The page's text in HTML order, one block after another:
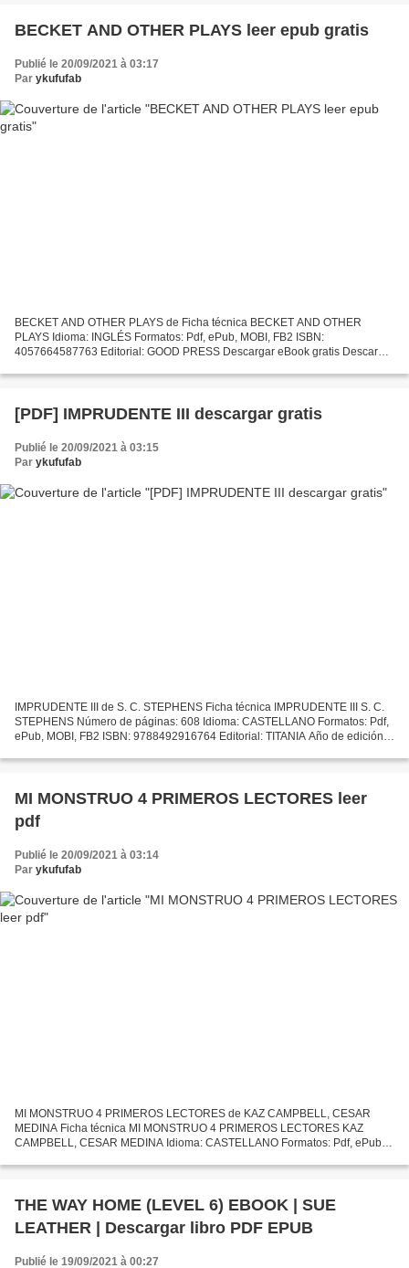
BECKET AND OTHER PLAYS leer epub gratis
Publié le 20/09/2021 à 03:17
Par ykufufab
BECKET AND OTHER PLAYS de Ficha técnica BECKET AND OTHER
PLAYS Idioma: INGLÉS Formatos: Pdf, ePub, MOBI, FB2 ISBN:
4057664587763 Editorial: GOOD PRESS Descargar eBook gratis Descarga
and...
[PDF] IMPRUDENTE III descargar gratis
Publié le 20/09/2021 à 03:15
Par ykufufab
IMPRUDENTE III de S. C. STEPHENS Ficha técnica IMPRUDENTE III S. C.
STEPHENS Número de páginas: 608 Idioma: CASTELLANO Formatos: Pdf,
ePub, MOBI, FB2 ISBN: 9788492916764 Editorial: TITANIA Año de edición:
MI MONSTRUO 4 PRIMEROS LECTORES leer
pdf
Publié le 20/09/2021 à 03:14
Par ykufufab
MI MONSTRUO 4 PRIMEROS LECTORES de KAZ CAMPBELL, CESAR
MEDINA Ficha técnica MI MONSTRUO 4 PRIMEROS LECTORES KAZ
CAMPBELL, CESAR MEDINA Idioma: CASTELLANO Formatos: Pdf, ePub,
eBook gratis...
THE WAY HOME (LEVEL 6) EBOOK | SUE
LEATHER | Descargar libro PDF EPUB
Publié le 19/09/2021 à 00:27